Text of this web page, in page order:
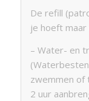
De refill
je hoeft
– Water- en
zwemmen of
2 uur